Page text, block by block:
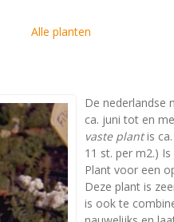
Alle planten
De nederlandse
ca. juni tot en
vaste plantis ca.
11 st. per m2.)
Plant voor een
Deze plant is
is ook te